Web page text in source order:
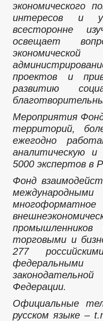
экономического
интересов и
всесторонне
освещает
проектов и
развитию
Мероприятия
территорий,
ежегодно
аналитическую и
5000 экспертов в
Фонд
торговыми и
277
Федерации.
Официальные
русском языке –